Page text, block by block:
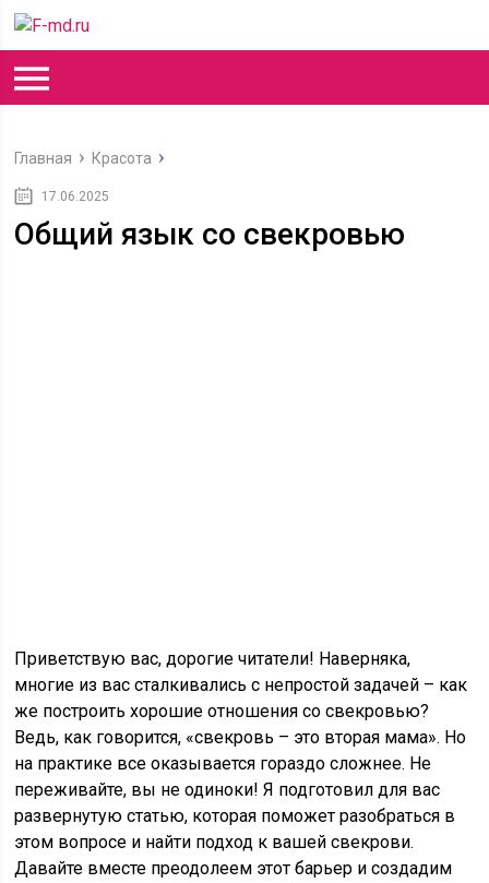
Главная Красота
17.06.2025
Общий язык со свекровью
Приветствую вас, дорогие читатели! Наверняка,
многие из вас сталкивались с непростой задачей – как
же построить хорошие отношения со свекровью?
Ведь, как говорится, «свекровь – это вторая мама». Но
на практике все оказывается гораздо сложнее. Не
переживайте, вы не одиноки! Я подготовил для вас
развернутую статью, которая поможет разобраться в
этом вопросе и найти подход к вашей свекрови.
Давайте вместе преодолеем этот барьер и создадим